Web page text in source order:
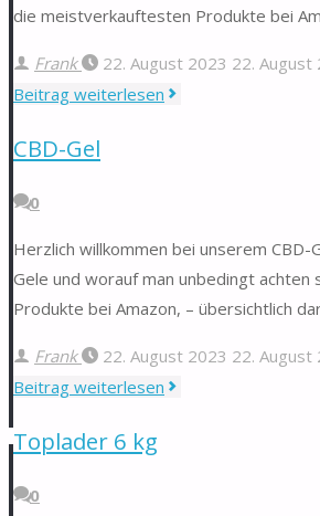
die meistverkauftesten Produkte bei
Frank 22. August 2023 22. August
Beitrag weiterlesen "Dyson
CBD-Gel
0
Herzlich willkommen bei unserem
Gele und worauf man unbedingt
Produkte bei Amazon, – übersichtlich
Frank 22. August 2023 22. August
Beitrag weiterlesen "CBD-
Toplader 6 kg
0